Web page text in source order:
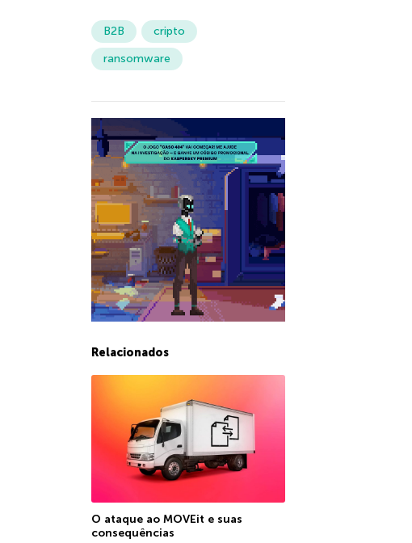
B2B
cripto
ransomware
Relacionados
O ataque ao MOVEit e suas
consequências